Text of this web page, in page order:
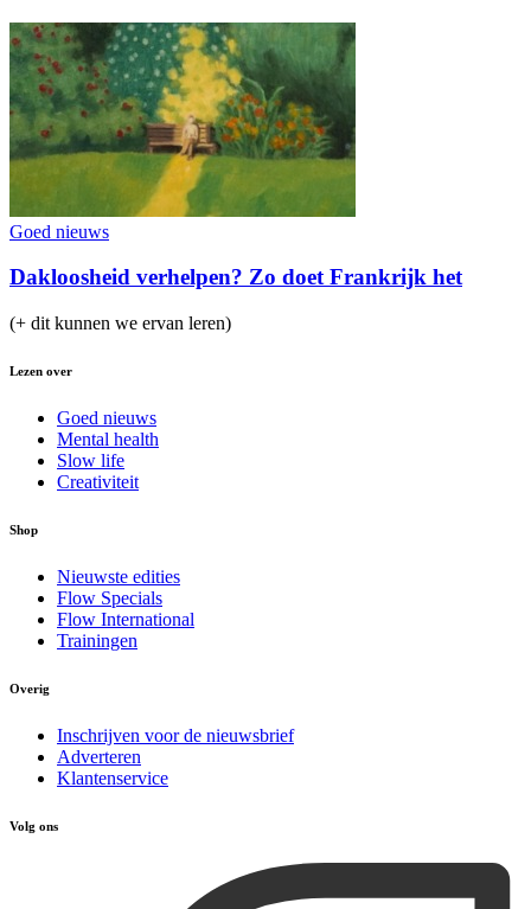
Goed nieuws
Dakloosheid verhelpen? Zo doet Frankrijk het
(+ dit kunnen we ervan leren)
Lezen over
Goed nieuws
Mental health
Slow life
Creativiteit
Shop
Nieuwste edities
Flow Specials
Flow International
Trainingen
Overig
Inschrijven voor de nieuwsbrief
Adverteren
Klantenservice
Volg ons